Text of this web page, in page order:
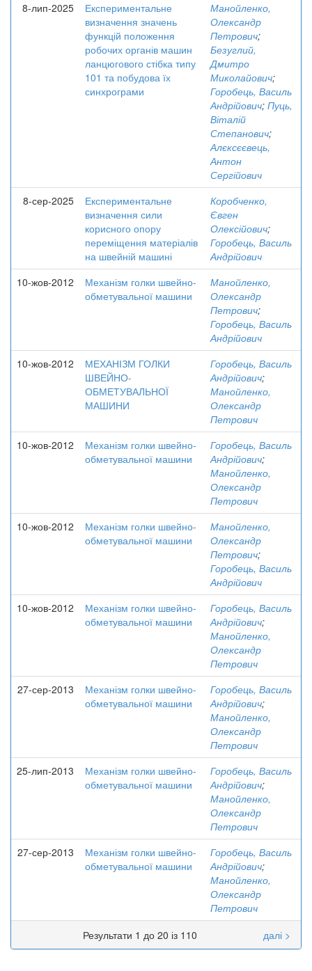
8-лип-2025
Експериментальне
визначення значень
функцій положення
робочих органів машин
ланцюгового стібка типу
101 та побудова їх
синхрограми
Манойленко,
Олександр
Петрович;
Безуглий,
Дмитро
Миколайович;
Горобець, Василь
Андрійович; Пуць,
Віталій
Степанович;
Алєксєєвець,
Антон
Сергійович
8-сер-2025
Експериментальне
визначення сили
корисного опору
переміщення матеріалів
на швейній машині
Коробченко,
Євген
Олексійович;
Горобець, Василь
Андрійович
10-жов-2012
Механізм голки швейно-
обметувальної машини
Манойленко,
Олександр
Петрович;
Горобець, Василь
Андрійович
10-жов-2012
МЕХАНІЗМ ГОЛКИ
ШВЕЙНО-
ОБМЕТУВАЛЬНОЇ
МАШИНИ
Горобець, Василь
Андрійович;
Манойленко,
Олександр
Петрович
10-жов-2012
Механізм голки швейно-
обметувальної машини
Горобець, Василь
Андрійович;
Манойленко,
Олександр
Петрович
10-жов-2012
Механізм голки швейно-
обметувальної машини
Манойленко,
Олександр
Петрович;
Горобець, Василь
Андрійович
10-жов-2012
Механізм голки швейно-
обметувальної машини
Горобець, Василь
Андрійович;
Манойленко,
Олександр
Петрович
27-сер-2013
Механізм голки швейно-
обметувальної машини
Горобець, Василь
Андрійович;
Манойленко,
Олександр
Петрович
25-лип-2013
Механізм голки швейно-
обметувальної машини
Горобець, Василь
Андрійович;
Манойленко,
Олександр
Петрович
27-сер-2013
Механізм голки швейно-
обметувальної машини
Горобець, Василь
Андрійович;
Манойленко,
Олександр
Петрович
Результати 1 до 20 із 110
далі >